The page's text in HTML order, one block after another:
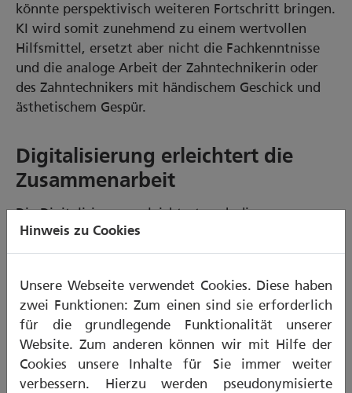
könnte perspektivisch weiteren Fortschritt bringen.
KI wird somit zunehmend zu einem wertvollen
Hilfsmittel, ersetzt aber nicht die Fachkenntnisse
und die analoge Arbeit der Zahntechnikerin oder
des Zahntechnikers mit händischem Geschick und
ästhetischem Gespür.
Digitalisierung erleichtert die
Zusammenarbeit
Die Digitalisierung erleichtert auch die
Kommunikation und den Datenaustausch zwischen
Zahnarztpraxis und zahntechnischem Meisterlabor.
Abdruck als Alternative zur klassischen
Abformung. Der Computer errechnet hieraus ein
3D-Modell, das die Zahnärztin oder der Zahnarzt
über ein Netzwerk elektronisch an das
zahntechnische Labor senden kann. Zusammen mit
Hinweis zu Cookies
Unsere Webseite verwendet Cookies. Diese haben
zwei Funktionen: Zum einen sind sie erforderlich
für die grundlegende Funktionalität unserer
Website. Zum anderen können wir mit Hilfe der
Cookies unsere Inhalte für Sie immer weiter
verbessern. Hierzu werden pseudonymisierte